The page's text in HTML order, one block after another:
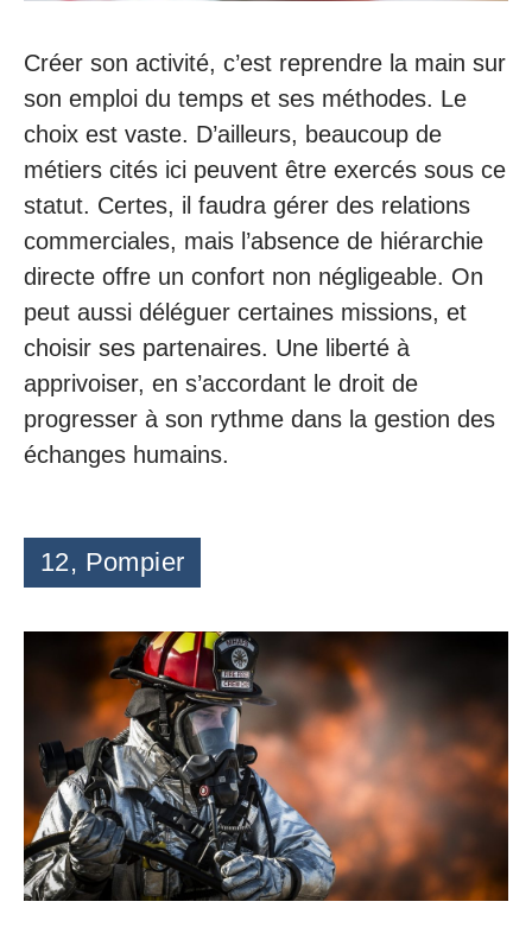
Créer son activité, c’est reprendre la main sur
son emploi du temps et ses méthodes. Le
choix est vaste. D’ailleurs, beaucoup de
métiers cités ici peuvent être exercés sous ce
statut. Certes, il faudra gérer des relations
commerciales, mais l’absence de hiérarchie
directe offre un confort non négligeable. On
peut aussi déléguer certaines missions, et
choisir ses partenaires. Une liberté à
apprivoiser, en s’accordant le droit de
progresser à son rythme dans la gestion des
échanges humains.
12, Pompier